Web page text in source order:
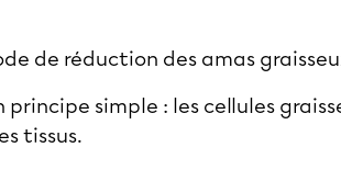
de réduction des amas
simple : les cellules
tissus.